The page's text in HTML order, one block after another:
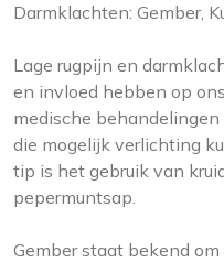
Darmklachten: Gember,
Lage rugpijn en
en invloed hebben op
medische
die mogelijk verlichting
tip is het gebruik van
pepermuntsap.
Gember staat bekend